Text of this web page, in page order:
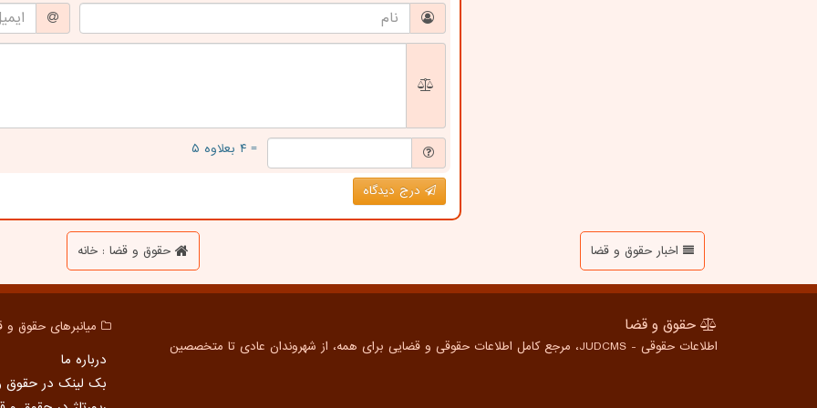
= ۴ بعلاوه ۵
درج دیدگاه
اخبار حقوق و قضا حقوق و قضا : خانه
حقوق و قضا
اطلاعات حقوقی - JUDCMS، مرجع کامل اطلاعات حقوقی و قضایی برای همه، از شهروندان عادی تا متخصصین
میانبرهای حقوق و
درباره ما
بک لینک در حقوق